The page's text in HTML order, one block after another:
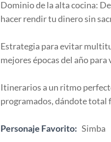
Dominio de la alta cocina:
hacer rendir tu dinero sin
Estrategia para evitar
mejores épocas del año
Itinerarios a un ritmo
programados, dándote total
Personaje Favorito: Simba